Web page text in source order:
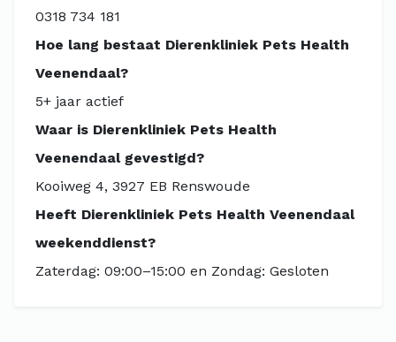
0318 734 181
Hoe lang bestaat Dierenkliniek Pets Health
Veenendaal?
5+ jaar actief
Waar is Dierenkliniek Pets Health
Veenendaal gevestigd?
Kooiweg 4, 3927 EB Renswoude
Heeft Dierenkliniek Pets Health Veenendaal
weekenddienst?
Zaterdag: 09:00–15:00 en Zondag: Gesloten